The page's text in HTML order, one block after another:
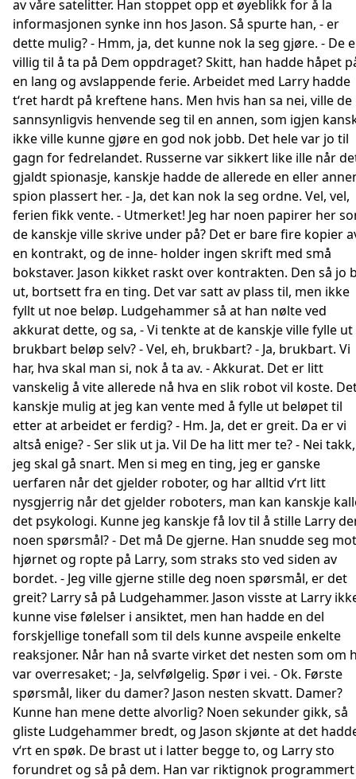
av våre satelitter. Han stoppet opp et øyeblikk for å la
informasjonen synke inn hos Jason. Så spurte han, - er
dette mulig? - Hmm, ja, det kunne nok la seg gjøre. - De
villig til å ta på Dem oppdraget? Skitt, han hadde håpet
en lang og avslappende ferie. Arbeidet med Larry hadde
t‘ret hardt på kreftene hans. Men hvis han sa nei, ville de
sannsynligvis henvende seg til en annen, som igjen
ikke ville kunne gjøre en god nok jobb. Det hele var jo til
gagn for fedrelandet. Russerne var sikkert like ille når
gjaldt spionasje, kanskje hadde de allerede en eller
spion plassert her. - Ja, det kan nok la seg ordne. Vel, vel,
ferien fikk vente. - Utmerket! Jeg har noen papirer her
de kanskje ville skrive under på? Det er bare fire kopier
en kontrakt, og de inne- holder ingen skrift med små
bokstaver. Jason kikket raskt over kontrakten. Den så jo
ut, bortsett fra en ting. Det var satt av plass til, men ikke
fyllt ut noe beløp. Ludgehammer så at han nølte ved
akkurat dette, og sa, - Vi tenkte at de kanskje ville fylle ut
brukbart beløp selv? - Vel, eh, brukbart? - Ja, brukbart. Vi
har, hva skal man si, nok å ta av. - Akkurat. Det er litt
vanskelig å vite allerede nå hva en slik robot vil koste.
kanskje mulig at jeg kan vente med å fylle ut beløpet til
etter at arbeidet er ferdig? - Hm. Ja, det er greit. Da er vi
altså enige? - Ser slik ut ja. Vil De ha litt mer te? - Nei takk,
jeg skal gå snart. Men si meg en ting, jeg er ganske
uerfaren når det gjelder roboter, og har alltid v‘rt litt
nysgjerrig når det gjelder roboters, man kan kanskje
det psykologi. Kunne jeg kanskje få lov til å stille Larry
noen spørsmål? - Det må De gjerne. Han snudde seg mot
hjørnet og ropte på Larry, som straks sto ved siden av
bordet. - Jeg ville gjerne stille deg noen spørsmål, er det
greit? Larry så på Ludgehammer. Jason visste at Larry
kunne vise følelser i ansiktet, men han hadde en del
forskjellige tonefall som til dels kunne avspeile enkelte
reaksjoner. Når han nå svarte virket det nesten som om
var overresaket; - Ja, selvfølgelig. Spør i vei. - Ok. Første
spørsmål, liker du damer? Jason nesten skvatt. Damer?
Kunne han mene dette alvorlig? Noen sekunder gikk, så
gliste Ludgehammer bredt, og Jason skjønte at det
v‘rt en spøk. De brast ut i latter begge to, og Larry sto
forundret og så på dem. Han var riktignok programmert